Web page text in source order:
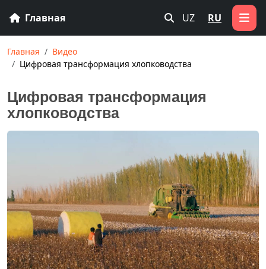
Главная UZ RU
Главная
Видео
Цифровая трансформация хлопководства
Цифровая трансформация
хлопководства